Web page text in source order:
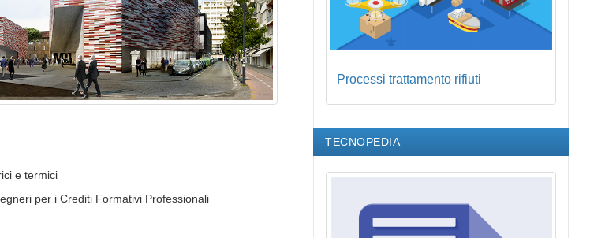
e termici
per i Crediti Formativi Professionali
Processi trattamento rifiuti
TECNOPEDIA